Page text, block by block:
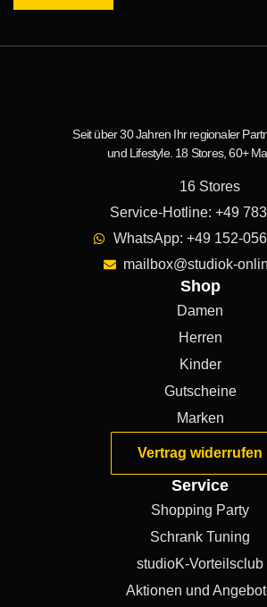
Seit über 30 Jahren Ihr regionaler
und Lifestyle. 18 Stores, 60+
16 Stores
Service-Hotline: +49
WhatsApp: +49 152-
mailbox@studiok-
Shop
Damen
Herren
Kinder
Gutscheine
Marken
Vertrag widerrufen
Service
Shopping Party
Schrank Tuning
studioK-Vorteilsclub
Aktionen und